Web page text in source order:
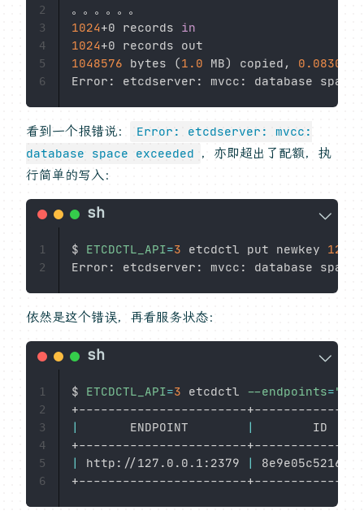
1024+0 records in
1024
1048576 bytes (1.0 MB) copied, 0.0830886
2
3
4
5
6
看到一个报错说：
Error: etcdserver: mvcc:
database space exceeded
，亦即超出了配额，执
行简单的写入：
$ ETCDCTL_API=3 etcdctl put newkey 123
1
2
依然是这个错误，再看服务状态：
$ ETCDCTL_API=3 etcdctl --endpoints=
|
       ENDPOINT
|
| http://127.0.0.1:2379 |
1
2
3
4
5
6